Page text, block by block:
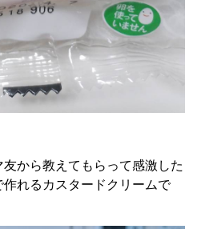
から教えてもらって感激した
れるカスタードクリームで